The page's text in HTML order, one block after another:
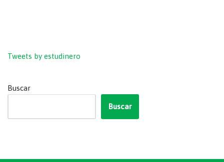
Tweets by estudinero
Buscar
Buscar